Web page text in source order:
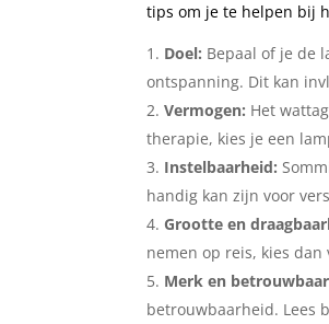
tips om je te helpen bij
Doel: Bepaal of je de
ontspanning. Dit kan
Vermogen: Het
therapie, kies je een
Instelbaarheid:
handig kan zijn voor
Grootte en
nemen op reis, kies
Merk en
betrouwbaarheid. Lees